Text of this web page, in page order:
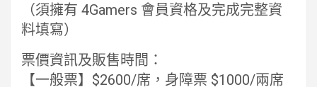
（須擁有 4Gamers 會員資格及完成完整資
料填寫）
票價資訊及販售時間：
【一般票】$2600/席，身障票 $1000/兩席